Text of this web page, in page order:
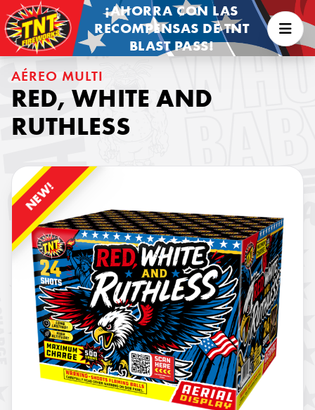
¡AHORRA CON LAS
RECOMPENSAS DE TNT
BLAST PASS!
AÉREO MULTI
RED, WHITE AND
RUTHLESS
NEW!